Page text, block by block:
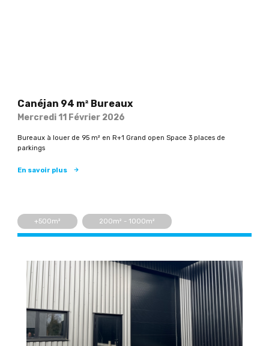
Canéjan 94 m² Bureaux
Mercredi 11 Février 2026
Bureaux à louer de 95 m² en R+1 Grand open Space 3 places de
parkings
En savoir plus
+500m² 200m² - 1000m²